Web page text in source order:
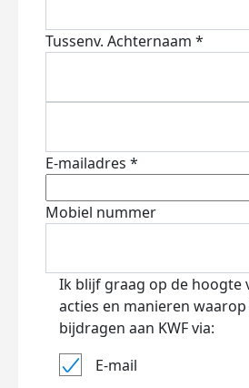
Tussenv. Achternaam *
E-mailadres *
Mobiel nummer
Ik blijf graag op de hoogte
acties en manieren
bijdragen aan KWF via:
E-mail